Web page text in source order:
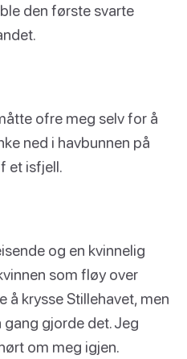
den første svarte
ofre meg selv for å
ned i havbunnen på
et isfjell.
og en kvinnelig
som fløy over
å krysse Stillehavet, men
gjorde det. Jeg
om meg igjen.